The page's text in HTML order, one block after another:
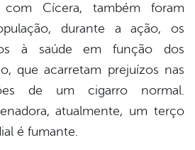
Cícera, também foram
durante a ação, os
à saúde em função dos
que acarretam prejuízos nas
de um cigarro normal.
atualmente, um terço
é fumante.